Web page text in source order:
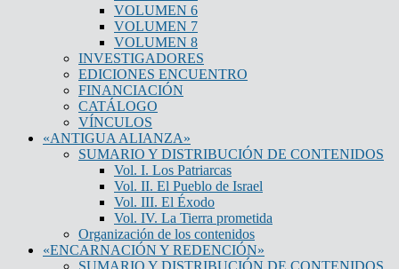
VOLUMEN 6
VOLUMEN 7
VOLUMEN 8
INVESTIGADORES
EDICIONES ENCUENTRO
FINANCIACIÓN
CATÁLOGO
VÍNCULOS
«ANTIGUA ALIANZA»
SUMARIO Y DISTRIBUCIÓN DE CONTENIDOS
Vol. I. Los Patriarcas
Vol. II. El Pueblo de Israel
Vol. III. El Éxodo
Vol. IV. La Tierra prometida
Organización de los contenidos
«ENCARNACIÓN Y REDENCIÓN»
SUMARIO Y DISTRIBUCIÓN DE CONTENIDOS